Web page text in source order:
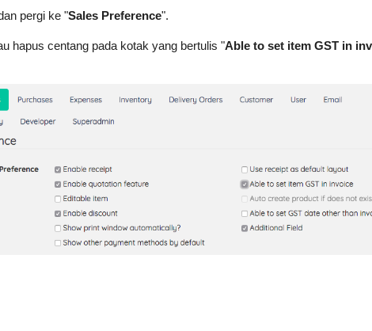
pergi ke "Sales Preference".
hapus centang pada kotak yang bertulis "Able to set item GST in